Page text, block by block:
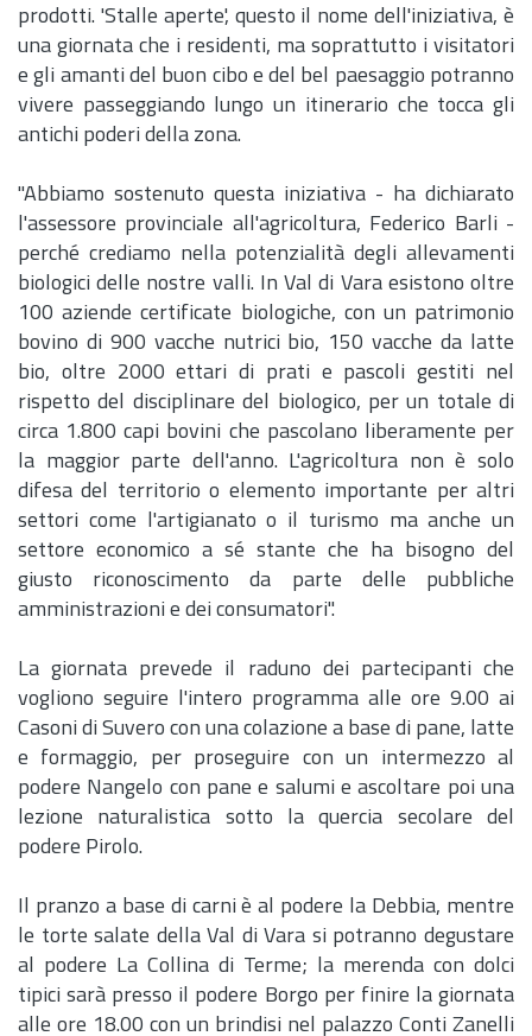
prodotti. 'Stalle aperte', questo il nome dell'iniziativa, è
una giornata che i residenti, ma soprattutto i visitatori
e gli amanti del buon cibo e del bel paesaggio potranno
vivere passeggiando lungo un itinerario che tocca gli
antichi poderi della zona.
"Abbiamo sostenuto questa iniziativa - ha dichiarato
l'assessore provinciale all'agricoltura, Federico Barli -
perché crediamo nella potenzialità degli allevamenti
biologici delle nostre valli. In Val di Vara esistono oltre
100 aziende certificate biologiche, con un patrimonio
bovino di 900 vacche nutrici bio, 150 vacche da latte
bio, oltre 2000 ettari di prati e pascoli gestiti nel
rispetto del disciplinare del biologico, per un totale di
circa 1.800 capi bovini che pascolano liberamente per
la maggior parte dell'anno. L'agricoltura non è solo
difesa del territorio o elemento importante per altri
settori come l'artigianato o il turismo ma anche un
settore economico a sé stante che ha bisogno del
giusto riconoscimento da parte delle pubbliche
amministrazioni e dei consumatori".
La giornata prevede il raduno dei partecipanti che
vogliono seguire l'intero programma alle ore 9.00 ai
Casoni di Suvero con una colazione a base di pane, latte
e formaggio, per proseguire con un intermezzo al
podere Nangelo con pane e salumi e ascoltare poi una
lezione naturalistica sotto la quercia secolare del
podere Pirolo.
Il pranzo a base di carni è al podere la Debbia, mentre
le torte salate della Val di Vara si potranno degustare
al podere La Collina di Terme; la merenda con dolci
tipici sarà presso il podere Borgo per finire la giornata
alle ore 18.00 con un brindisi nel palazzo Conti Zanelli